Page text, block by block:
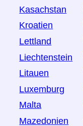
Kasachstan
Kroatien
Lettland
Liechtenstein
Litauen
Luxemburg
Malta
Mazedonien